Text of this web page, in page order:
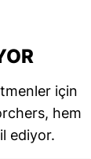
için
hem
ediyor.